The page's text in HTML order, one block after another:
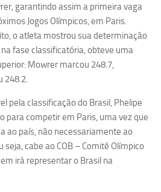
garantindo assim a primeira vaga
Jogos Olímpicos, em Paris.
o atleta mostrou sua determinação
fase classificatória, obteve uma
Mowrer marcou 248.7,
248.2.
pela classificação do Brasil, Phelipe
para competir em Paris, uma vez que
ao país, não necessariamente ao
cabe ao COB – Comitê Olímpico
irá representar o Brasil na